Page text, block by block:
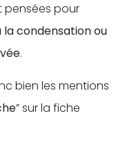
pensées pour
la condensation ou
.
bien les mentions
” sur la fiche